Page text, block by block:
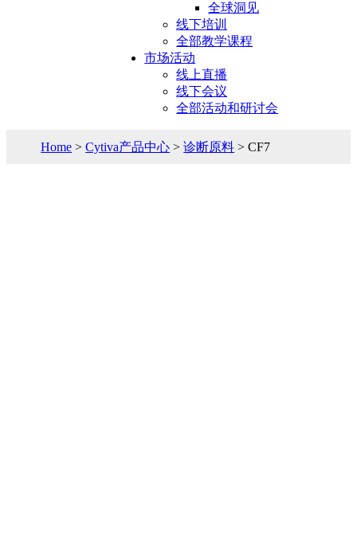
全球洞见
线下培训
全部教学课程
市场活动
线上直播
线下会议
全部活动和研讨会
Home >Cytiva产品中心 >诊断原料 > CF7